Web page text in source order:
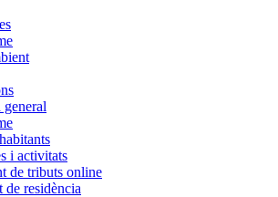
general
i activitats
de tributs online
de residència